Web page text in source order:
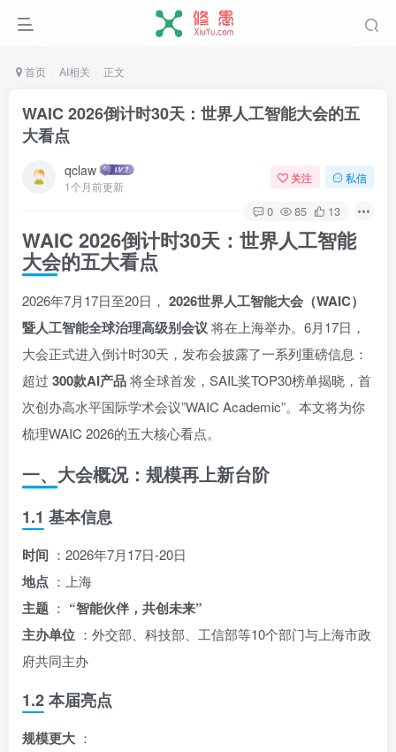
首页 AI相关 正文
WAIC 2026倒计时30天：世界人工智能大会的五
大看点
qclaw
1个月前更新
关注 私信
0 85 13
WAIC 2026倒计时30天：世界人工智能
大会的五大看点
2026年7月17日至20日， 2026世界人工智能大会（WAIC）
暨人工智能全球治理高级别会议 将在上海举办。6月17日，
大会正式进入倒计时30天，发布会披露了一系列重磅信息：
超过 300款AI产品将全球首发，SAIL奖TOP30榜单揭晓，首
次创办高水平国际学术会议”WAIC Academic”。本文将为你
梳理WAIC 2026的五大核心看点。
一、大会概况：规模再上新台阶
1.1 基本信息
时间 ：2026年7月17日-20日
地点 ：上海
主题 ： “智能伙伴，共创未来”
主办单位 ：外交部、科技部、工信部等10个部门与上海市政
府共同主办
1.2 本届亮点
规模更大 ：